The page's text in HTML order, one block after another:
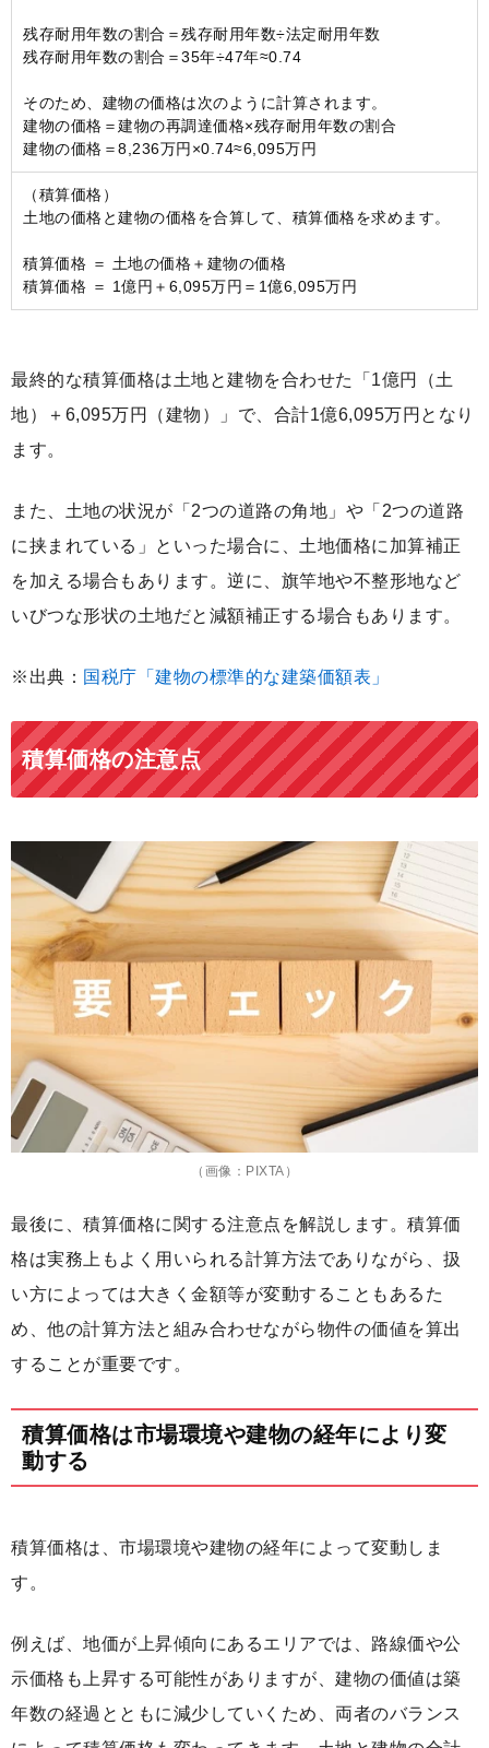
残存耐用年数の割合＝残存耐用年数÷法定耐用年数
残存耐用年数の割合＝35年÷47年≈0.74
そのため、建物の価格は次のように計算されます。
建物の価格＝建物の再調達価格×残存耐用年数の割合
建物の価格＝8,236万円×0.74≈6,095万円
（積算価格）
土地の価格と建物の価格を合算して、積算価格を求めます。
積算価格 ＝ 土地の価格＋建物の価格
積算価格 ＝ 1億円＋6,095万円＝1億6,095万円
最終的な積算価格は土地と建物を合わせた「1億円（土
地）＋6,095万円（建物）」で、合計1億6,095万円となり
ます。
また、土地の状況が「2つの道路の角地」や「2つの道路
に挟まれている」といった場合に、土地価格に加算補正
を加える場合もあります。逆に、旗竿地や不整形地など
いびつな形状の土地だと減額補正する場合もあります。
※出典： 国税庁「建物の標準的な建築価額表」
積算価格の注意点
（画像：PIXTA）
最後に、積算価格に関する注意点を解説します。積算価
格は実務上もよく用いられる計算方法でありながら、扱
い方によっては大きく金額等が変動することもあるた
め、他の計算方法と組み合わせながら物件の価値を算出
することが重要です。
積算価格は市場環境や建物の経年により変
動する
積算価格は、市場環境や建物の経年によって変動しま
す。
例えば、地価が上昇傾向にあるエリアでは、路線価や公
示価格も上昇する可能性がありますが、建物の価値は築
年数の経過とともに減少していくため、両者のバランス